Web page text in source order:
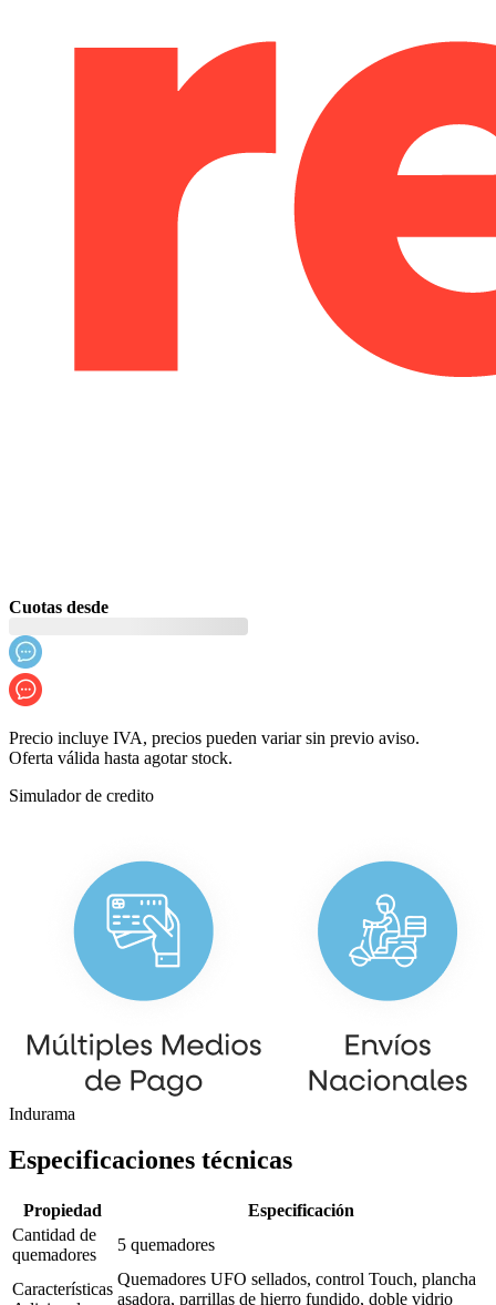
Cuotas desde
Precio incluye IVA, precios pueden variar sin previo aviso.
Oferta válida hasta agotar stock.
Simulador de credito
Indurama
Especificaciones técnicas
Propiedad
Especificación
Cantidad de
quemadores
5 quemadores
Características
Quemadores UFO sellados, control Touch, plancha
asadora, parrillas de hierro fundido, doble vidrio